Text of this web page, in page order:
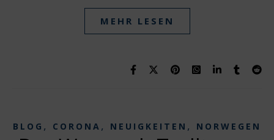
MEHR LESEN
BLOG , CORONA , NEUIGKEITEN , NORWEGEN